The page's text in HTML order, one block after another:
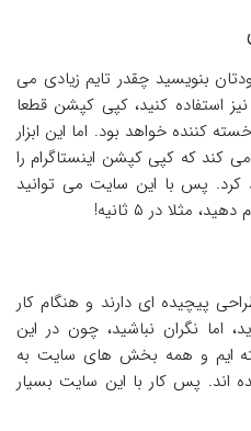
بنویسید چقدر تایم زیادی می
نیز استفاده کنید، کپی کپشن قطعا
کننده خواهد بود. اما این ابزار
می کند که کپی کپشن اینستاگرام را
پس با این سایت می توانید
مثلا در ۵ ثانیه!
پیچیده ای دارند و هنگام کار
اما نگران نباشید، چون در این
ایم و همه بخش های سایت به
پس کار با این سایت بسیار